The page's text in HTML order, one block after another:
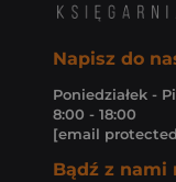
Napisz do
Poniedziałek -
8:00 - 18:00
[email
Bądź z nami